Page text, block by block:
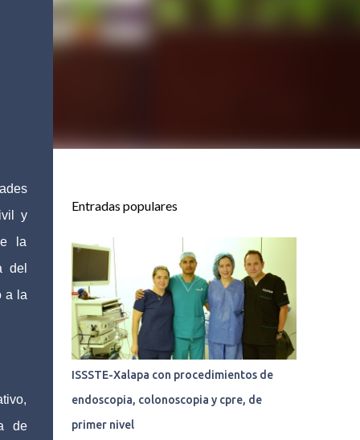
y
la
del
a la
de
Entradas populares
ISSSTE-Xalapa con procedimientos de
endoscopia, colonoscopia y cpre, de
primer nivel